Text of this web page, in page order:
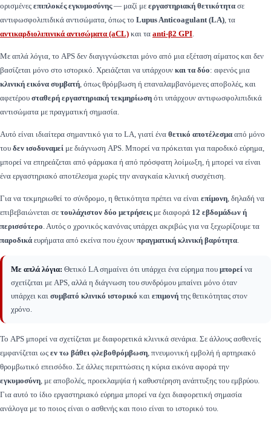
ορισμένες επιπλοκές εγκυμοσύνης— μαζί με εργαστηριακή θετικότητα σε
αντιφωσφολιπιδικά αντισώματα, όπως το Lupus Anticoagulant (LA), τα
αντικαρδιολιπινικά αντισώματα (aCL) και τα anti-β2 GPI.
Με απλά λόγια, το APS δεν διαγιγνώσκεται μόνο από μια εξέταση αίματος και δεν
βασίζεται μόνο στο ιστορικό. Χρειάζεται να υπάρχουν και τα δύο: αφενός μια
κλινική εικόνα συμβατή, όπως θρόμβωση ή επαναλαμβανόμενες αποβολές, και
αφετέρου σταθερή εργαστηριακή τεκμηρίωση ότι υπάρχουν αντιφωσφολιπιδικά
αντισώματα με πραγματική σημασία.
Αυτό είναι ιδιαίτερα σημαντικό για το LA, γιατί ένα θετικό αποτέλεσμα από μόνο
του δεν ισοδυναμεί με διάγνωση APS. Μπορεί να πρόκειται για παροδικό εύρημα,
μπορεί να επηρεάζεται από φάρμακα ή από πρόσφατη λοίμωξη, ή μπορεί να είναι
ένα εργαστηριακό αποτέλεσμα χωρίς την αναγκαία κλινική συσχέτιση.
Για να τεκμηριωθεί το σύνδρομο, η θετικότητα πρέπει να είναι επίμονη, δηλαδή να
επιβεβαιώνεται σε τουλάχιστον δύο μετρήσειςμε διαφορά 12 εβδομάδων ή
περισσότερο. Αυτός ο χρονικός κανόνας υπάρχει ακριβώς για να ξεχωρίζουμε τα
παροδικά ευρήματα από εκείνα που έχουν πραγματική κλινική βαρύτητα.
Με απλά λόγια: Θετικό LA σημαίνει ότι υπάρχει ένα εύρημα που μπορεί να
σχετίζεται με APS, αλλά η διάγνωση του συνδρόμου μπαίνει μόνο όταν
υπάρχει και συμβατό κλινικό ιστορικό και επιμονή της θετικότητας στον
χρόνο.
Το APS μπορεί να σχετίζεται με διαφορετικά κλινικά σενάρια. Σε άλλους ασθενείς
εμφανίζεται ως εν τω βάθει φλεβοθρόμβωση, πνευμονική εμβολή ή αρτηριακό
θρομβωτικό επεισόδιο. Σε άλλες περιπτώσεις η κύρια εικόνα αφορά την
εγκυμοσύνη, με αποβολές, προεκλαμψία ή καθυστέρηση ανάπτυξης του εμβρύου.
Για αυτό το ίδιο εργαστηριακό εύρημα μπορεί να έχει διαφορετική σημασία
ανάλογα με το ποιος είναι ο ασθενής και ποιο είναι το ιστορικό του.